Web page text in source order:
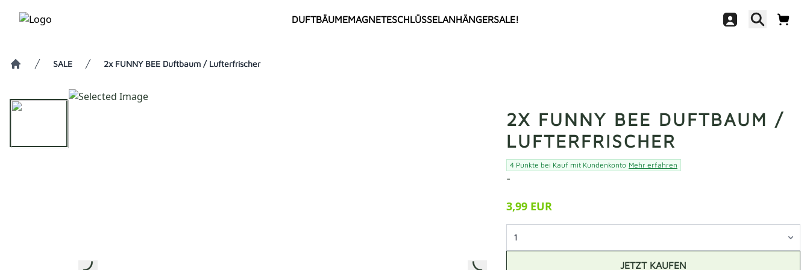
DUFTBÄUME
Internationale Memes
Internationale Vereine
MAGNETESCHLÜSSELANHÄNGERSALE!
SALE 2x FUNNY BEE Duftbaum / Lufterfrischer
2X FUNNY BEE DUFTBAUM /
LUFTERFRISCHER
4 Punkte bei Kauf mit Kundenkonto Mehr erfahren
-
3,99 EUR
JETZT KAUFEN